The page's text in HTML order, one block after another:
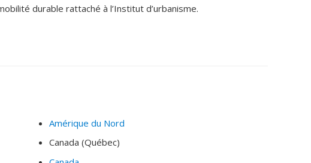
durable rattaché à l’Institut d’urbanisme.
Amérique du Nord
Canada (Québec)